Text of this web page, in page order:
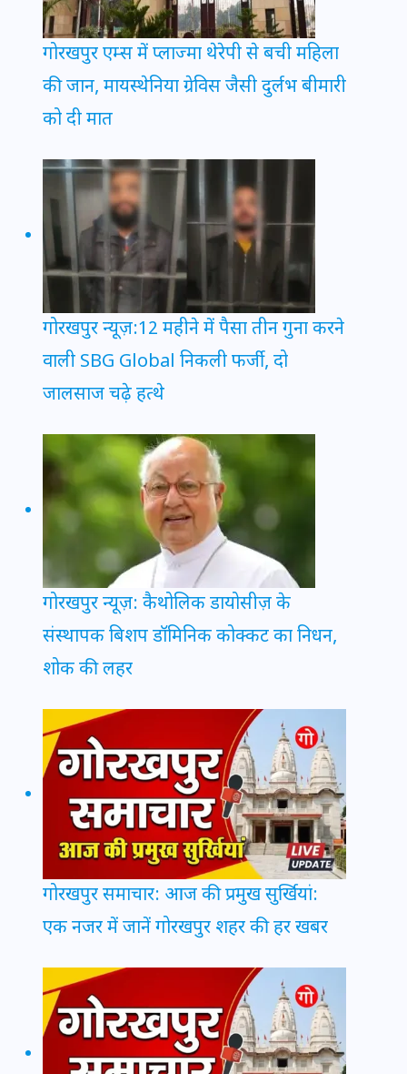
गोरखपुर एम्स में प्लाज्मा थेरेपी से बची महिला
की जान, मायस्थेनिया ग्रेविस जैसी दुर्लभ बीमारी
को दी मात
गोरखपुर न्यूज़:12 महीने में पैसा तीन गुना करने
वाली SBG Global निकली फर्जी, दो
जालसाज चढ़े हत्थे
गोरखपुर न्यूज़: कैथोलिक डायोसीज़ के
संस्थापक बिशप डॉमिनिक कोक्कट का निधन,
शोक की लहर
गोरखपुर समाचार: आज की प्रमुख सुर्खियां:
एक नजर में जानें गोरखपुर शहर की हर खबर